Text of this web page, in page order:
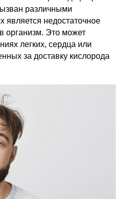
различными
недостаточное
организм. Это может
легких, сердца или
за доставку кислорода